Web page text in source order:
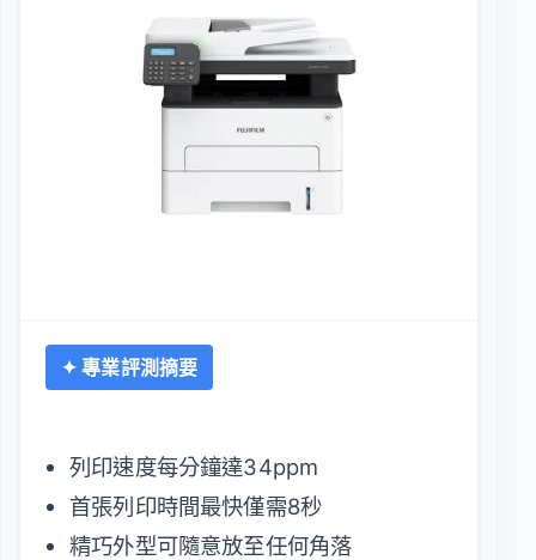
✦ 專業評測摘要
列印速度每分鐘達34ppm
首張列印時間最快僅需8秒
精巧外型可隨意放至任何角落